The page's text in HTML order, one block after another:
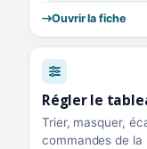
Ouvrir la fiche
Régler le
Trier, masquer,
commandes de la